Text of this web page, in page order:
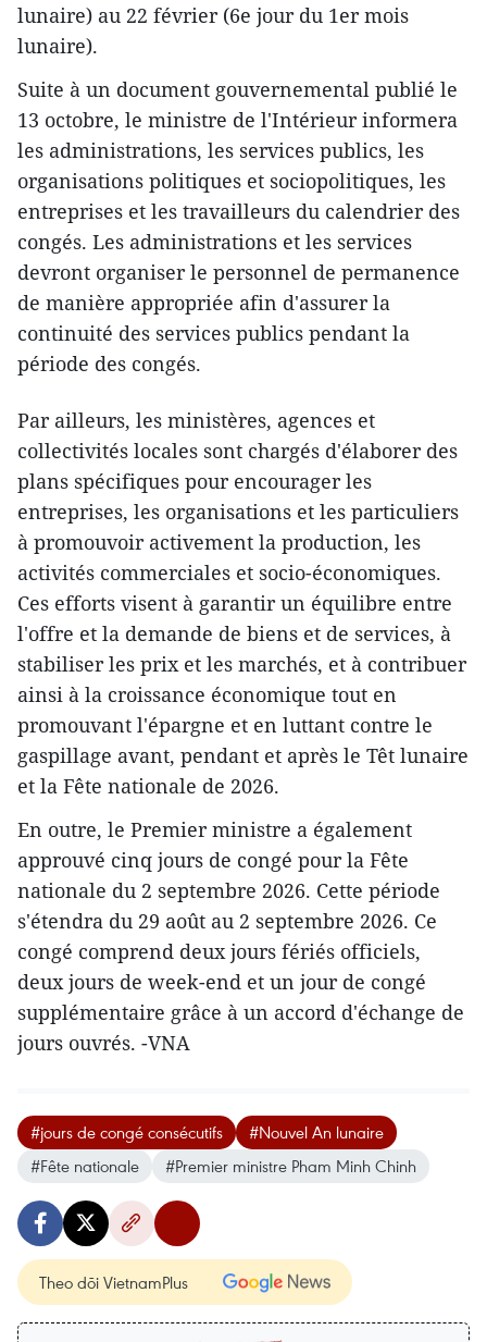
lunaire) au 22 février (6e jour du 1er mois
lunaire).
Suite à un document gouvernemental publié le
13 octobre, le ministre de l'Intérieur informera
les administrations, les services publics, les
organisations politiques et sociopolitiques, les
entreprises et les travailleurs du calendrier des
congés. Les administrations et les services
devront organiser le personnel de permanence
de manière appropriée afin d'assurer la
continuité des services publics pendant la
période des congés.
Par ailleurs, les ministères, agences et
collectivités locales sont chargés d'élaborer des
plans spécifiques pour encourager les
entreprises, les organisations et les particuliers
à promouvoir activement la production, les
activités commerciales et socio-économiques.
Ces efforts visent à garantir un équilibre entre
l'offre et la demande de biens et de services, à
stabiliser les prix et les marchés, et à contribuer
ainsi à la croissance économique tout en
promouvant l'épargne et en luttant contre le
gaspillage avant, pendant et après le Têt lunaire
et la Fête nationale de 2026.
En outre, le Premier ministre a également
approuvé cinq jours de congé pour la Fête
nationale du 2 septembre 2026. Cette période
s'étendra du 29 août au 2 septembre 2026. Ce
congé comprend deux jours fériés officiels,
deux jours de week-end et un jour de congé
supplémentaire grâce à un accord d'échange de
jours ouvrés. -VNA
#jours de congé consécutifs
#Nouvel An lunaire
#Fête nationale
#Premier ministre Pham Minh Chinh
Theo dõi VietnamPlus